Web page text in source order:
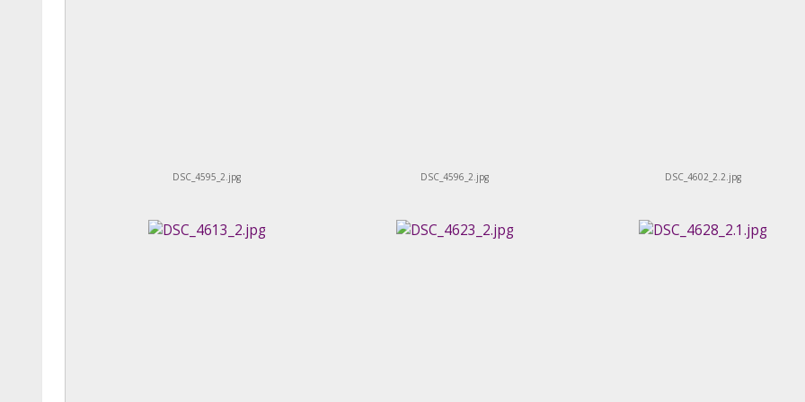
DSC_4595_2.jpg DSC_4596_2.jpg DSC_4602_2.2.jpg